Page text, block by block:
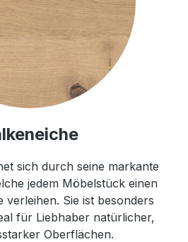
sich durch seine markante
jedem Möbelstück einen
verleihen. Sie ist besonders
für Liebhaber natürlicher,
Oberflächen.